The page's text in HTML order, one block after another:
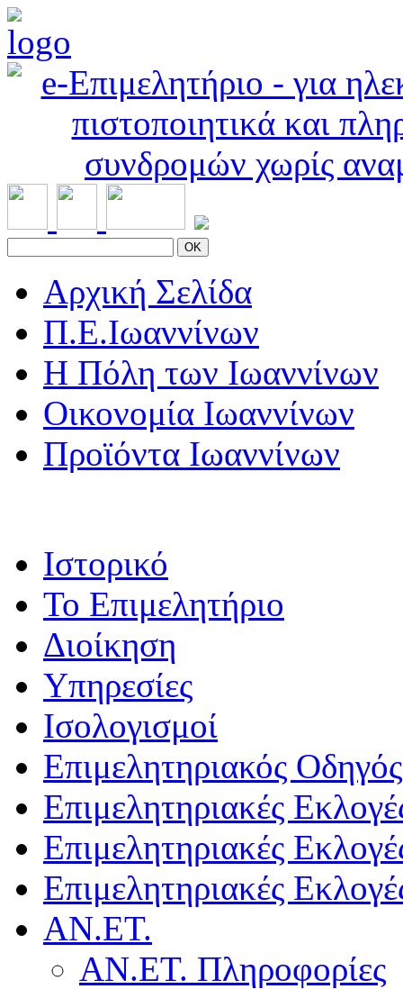
OK
Αρχική Σελίδα
Π.Ε.Ιωαννίνων
Η Πόλη των Ιωαννίνων
Οικονομία Ιωαννίνων
Προϊόντα Ιωαννίνων
Ιστορικό
Το Επιμελητήριο
Διοίκηση
Υπηρεσίες
Ισολογισμοί
Επιμελητηριακός Οδηγός
Επιμελητηριακές
Επιμελητηριακές
Επιμελητηριακές
ΑΝ.ΕΤ.
ΑΝ.ΕΤ. Πληροφορίες